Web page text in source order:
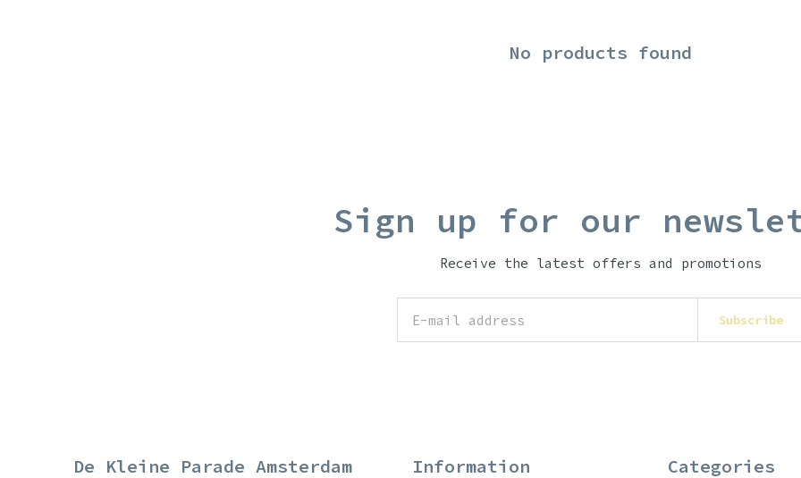
No products found
Sign up for our
Receive the latest offers and promotions
Subscribe
De Kleine Parade Amsterdam Information Categories